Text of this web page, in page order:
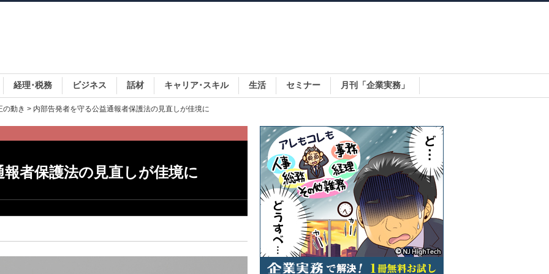
経理･税務 ビジネス 話材 キャリア･スキル 生活 セミナー 月刊「企業実務」
の動き > 内部告発者を守る公益通報者保護法の見直しが佳境に
者保護法の見直しが佳境に